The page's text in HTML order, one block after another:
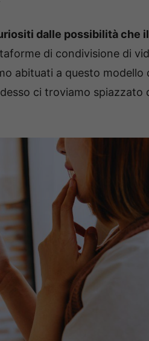
dalle possibilità che
di condivisione di
abituati a questo modello
ci troviamo spiazzato